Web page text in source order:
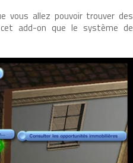
vous allez pouvoir trouver des
add-on que le système de